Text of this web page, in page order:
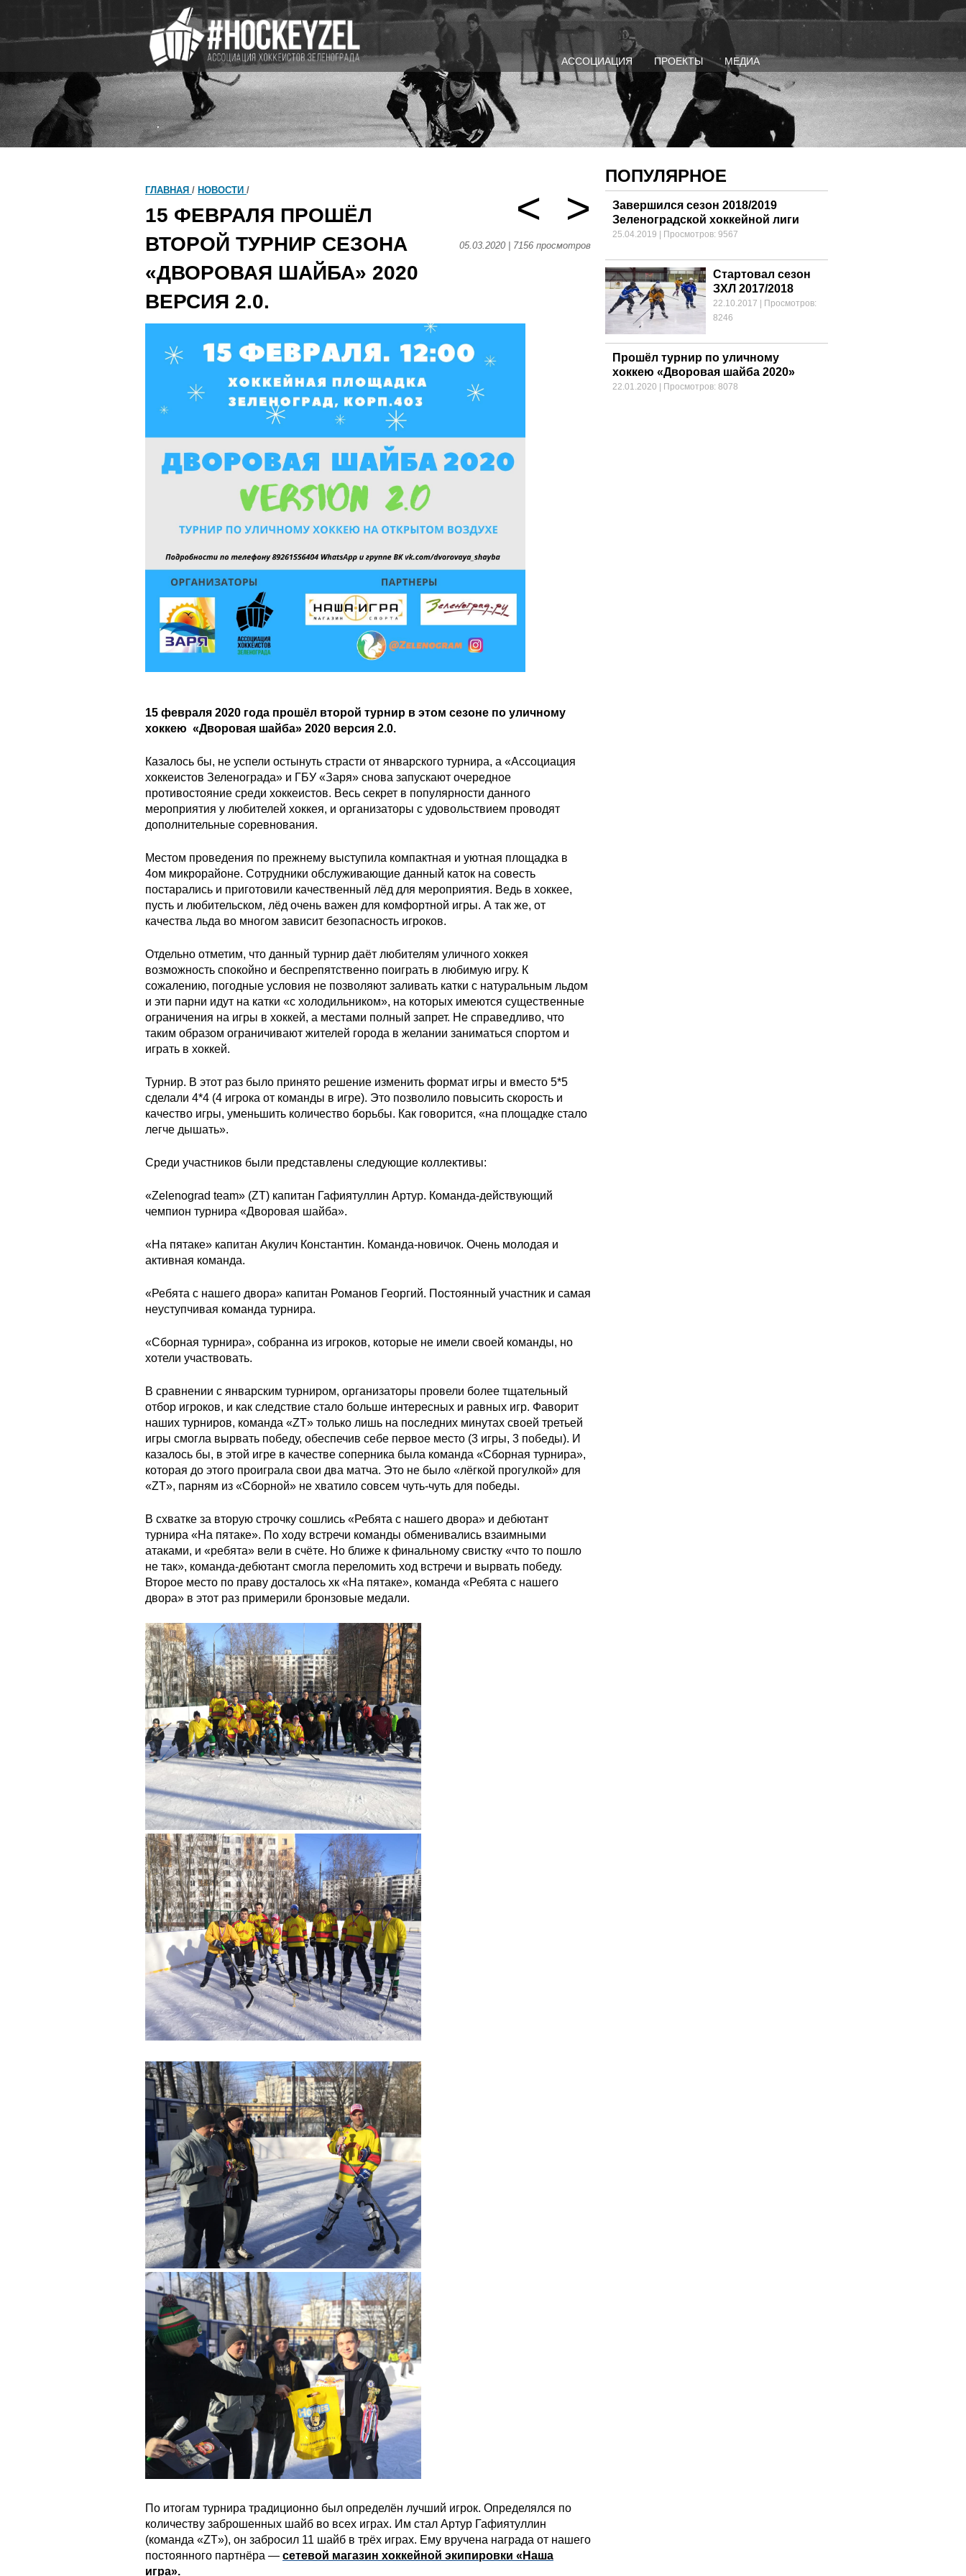
АССОЦИАЦИЯ ПРОЕКТЫ МЕДИА
ПОПУЛЯРНОЕ
Завершился сезон 2018/2019
Зеленоградской хоккейной лиги
25.04.2019 Просмотров: 9567
Стартовал сезон
ЗХЛ 2017/2018
22.10.2017
Просмотров:
8246
Прошёл турнир по уличному
хоккею «Дворовая шайба 2020»
22.01.2020 Просмотров: 8078
ГЛАВНАЯ / НОВОСТИ /
15 ФЕВРАЛЯ ПРОШЁЛ
ВТОРОЙ ТУРНИР СЕЗОНА
«ДВОРОВАЯ ШАЙБА» 2020
ВЕРСИЯ 2.0.
< >
05.03.2020 | 7156 просмотров
15 февраля 2020 года прошёл второй турнир в этом сезоне по уличному
хоккею «Дворовая шайба» 2020 версия 2.0.
Казалось бы, не успели остынуть страсти от январского турнира, а «Ассоциация
хоккеистов Зеленограда» и ГБУ «Заря» снова запускают очередное
противостояние среди хоккеистов. Весь секрет в популярности данного
мероприятия у любителей хоккея, и организаторы с удовольствием проводят
дополнительные соревнования.
Местом проведения по прежнему выступила компактная и уютная площадка в
4ом микрорайоне. Сотрудники обслуживающие данный каток на совесть
постарались и приготовили качественный лёд для мероприятия. Ведь в хоккее,
пусть и любительском, лёд очень важен для комфортной игры. А так же, от
качества льда во многом зависит безопасность игроков.
Отдельно отметим, что данный турнир даёт любителям уличного хоккея
возможность спокойно и беспрепятственно поиграть в любимую игру. К
сожалению, погодные условия не позволяют заливать катки с натуральным льдом
и эти парни идут на катки «с холодильником», на которых имеются существенные
ограничения на игры в хоккей, а местами полный запрет. Не справедливо, что
таким образом ограничивают жителей города в желании заниматься спортом и
играть в хоккей.
Турнир. В этот раз было принято решение изменить формат игры и вместо 5*5
сделали 4*4 (4 игрока от команды в игре). Это позволило повысить скорость и
качество игры, уменьшить количество борьбы. Как говорится, «на площадке стало
легче дышать».
Среди участников были представлены следующие коллективы:
«Zelenograd team» (ZT) капитан Гафиятуллин Артур. Команда-действующий
чемпион турнира «Дворовая шайба».
«На пятаке» капитан Акулич Константин. Команда-новичок. Очень молодая и
активная команда.
«Ребята с нашего двора» капитан Романов Георгий. Постоянный участник и самая
неуступчивая команда турнира.
«Сборная турнира», собранна из игроков, которые не имели своей команды, но
хотели участвовать.
В сравнении с январским турниром, организаторы провели более тщательный
отбор игроков, и как следствие стало больше интересных и равных игр. Фаворит
наших турниров, команда «ZT» только лишь на последних минутах своей третьей
игры смогла вырвать победу, обеспечив себе первое место (3 игры, 3 победы). И
казалось бы, в этой игре в качестве соперника была команда «Сборная турнира»,
которая до этого проиграла свои два матча. Это не было «лёгкой прогулкой» для
«ZT», парням из «Сборной» не хватило совсем чуть-чуть для победы.
В схватке за вторую строчку сошлись «Ребята с нашего двора» и дебютант
турнира «На пятаке». По ходу встречи команды обменивались взаимными
атаками, и «ребята» вели в счёте. Но ближе к финальному свистку «что то пошло
не так», команда-дебютант смогла переломить ход встречи и вырвать победу.
Второе место по праву досталось хк «На пятаке», команда «Ребята с нашего
двора» в этот раз примерили бронзовые медали.
По итогам турнира традиционно был определён лучший игрок. Определялся по
количеству заброшенных шайб во всех играх. Им стал Артур Гафиятуллин
(команда «ZT»), он забросил 11 шайб в трёх играх. Ему вручена награда от нашего
постоянного партнёра — сетевой магазин хоккейной экипировки «Наша
игра».